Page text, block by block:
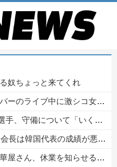
奴ちょっと来てくれ
激シコ女さんが乱入してしまうｗｗｗｗｗ
転されてしまう。そういう意味から自分にとっては、打撃よりも守備の方が大事」
な接待をしていないのではないかと叱責した」泥沼の責任押し付け合い発生
知らせる貼り紙に応援コメントが続々と